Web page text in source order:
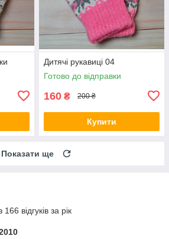
Дитячі рукавиці 04
Готово до відправки
160 ₴ 200 ₴
Купити
Показати ще
відгуків за рік